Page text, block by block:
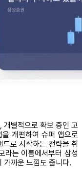
개별적으로 확보 중인 고
개편하여 슈퍼 앱으로
로 시작하는 전략을 취
라는 이름에서부터 삼성
가까운 느낌도 줍니다.